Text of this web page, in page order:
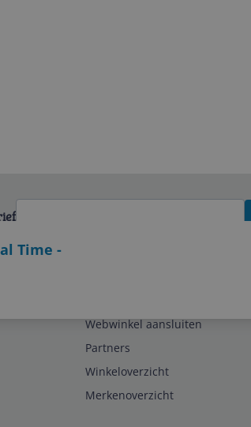
Time -
Webwinkel aansluiten
Partners
Winkeloverzicht
Merkenoverzicht